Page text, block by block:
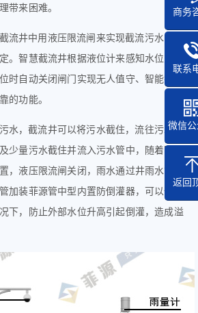
带来困难。
流井中用 液压限流闸 来实现截流污水的功
。智慧截流井根据液位计来感知水位变
时自动关闭闸门实现无人值守、智能截
的功能。
水，截流井可以将污水截住，流往污水管
少量污水截住并流入污水管中，随着降雨
，液压限流闸关闭，雨水通过井雨水管，
加装菲源管中型内置防倒灌器，可以保障
下，防止外部水位升高引起倒灌，造成溢
商务
联系
微信
返回